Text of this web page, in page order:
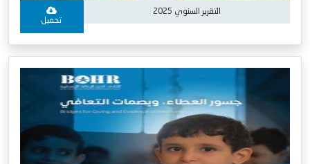
التقرير السنوي 2025
تحميل